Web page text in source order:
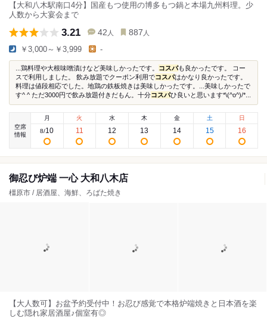
【大和八木駅南口4分】国産もつ使用の博多もつ鍋と本場九州料理。少
人数から大宴会まで
3.21 42 人 887 人
￥3,000～￥3,999 -
...鶏料理や大根味噌漬けなど美味しかったです。 コスパも良かったです。 コー
スで利用しました。 飲み放題でクーポン利用でコスパはかなり良かったです。
料理は値段相応でした。地鶏の鉄板焼きは美味しかったです。...美味しかったで
す^ ^ ただ3000円で飲み放題付きだもん。十分コスパひ良いと思います*\(^o^)/*...
空席
情報
月
8/10
火
11
水
12
木
13
金
14
土
15
日
16
御忍び炉端 一心 大和八木店
橿原市 / 居酒屋、海鮮、ろばた焼き
【大人数可】お盆予約受付中！お忍び感覚で本格炉端焼きと日本酒を楽
しむ隠れ家居酒屋♪個室有◎